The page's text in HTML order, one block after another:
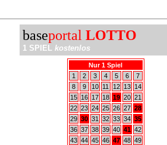
baseportal LOTTO
1 SPIEL kostenlos
Nur 1 Spiel
1
2 3 4 5 6
7
8
9 10 11 12 13
14
15
16 17 18 19 20 21
22 23 24 25 26 27 28
29 30 31 32 33 34 35
36 37 38 39 40 41 42
43 44 45 46 47 48 49